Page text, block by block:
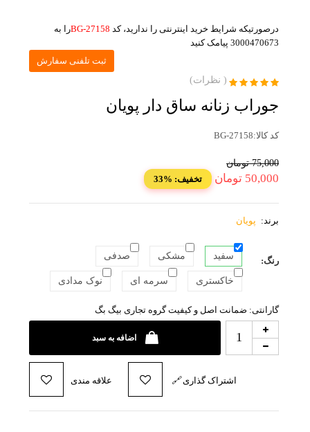
درصورتیکه شرایط خرید اینترنتی را ندارید، کد BG-27158را به
3000470673 پیامک کنید
ثبت تلفنی سفارش
( نظرات)
جوراب زنانه ساق دار پویان
کد کالا:BG-27158
75,000 تومان
50,000 تومان 33% :تخفیف
برند: پویان
رنگ: سفید مشکی صدفی
خاکستری سرمه ای نوک مدادی
گارانتی: ضمانت اصل و کیفیت گروه تجاری بیگ بگ
اضافه به سبد
علاقه مندی 🔗 اشتراک گذاری